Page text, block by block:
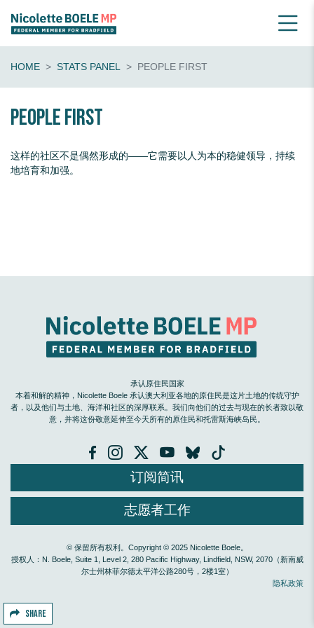
HOME STATS PANEL PEOPLE FIRST
people first
这样的社区不是偶然形成的——它需要以人为本的稳健领导，持续
地培育和加强。
SHARE
承认原住民国家
本着和解的精神，Nicolette Boele 承认澳大利亚各地的原住民是这片土地的传统守护
者，以及他们与土地、海洋和社区的深厚联系。我们向他们的过去与现在的长者致以敬
意，并将这份敬意延伸至今天所有的原住民和托雷斯海峡岛民。
订阅简讯
志愿者工作
© 保留所有权利。Copyright © 2025 Nicolette Boele。
授权人：N. Boele, Suite 1, Level 2, 280 Pacific Highway, Lindfield, NSW, 2070（新南威
尔士州林菲尔德太平洋公路280号，2楼1室）
隐私政策